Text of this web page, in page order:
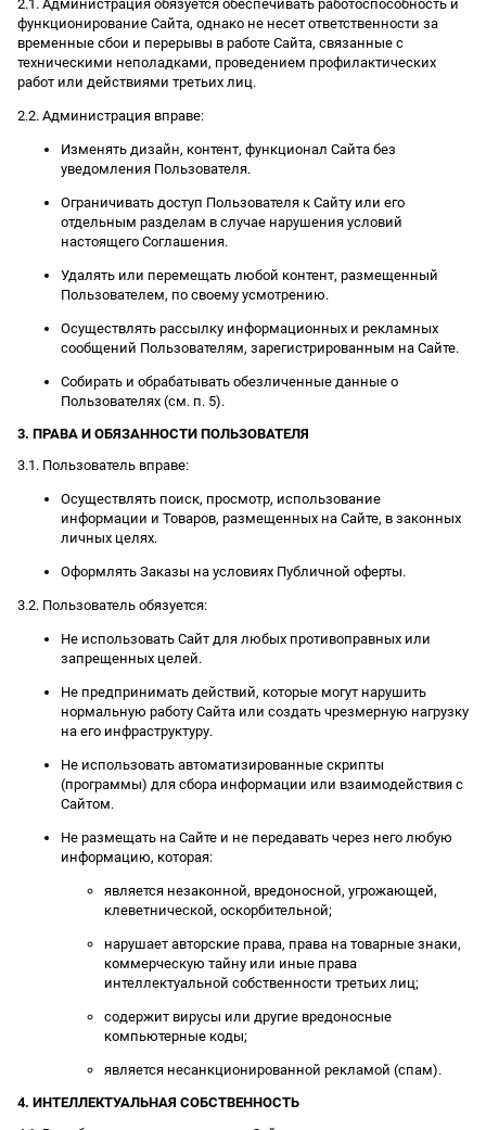
2.1. Администрация обязуется обеспечивать работоспособность и
функционирование Сайта, однако не несет ответственности за
временные сбои и перерывы в работе Сайта, связанные с
техническими неполадками, проведением профилактических
работ или действиями третьих лиц.
2.2. Администрация вправе:
Изменять дизайн, контент, функционал Сайта без
уведомления Пользователя.
Ограничивать доступ Пользователя к Сайту или его
отдельным разделам в случае нарушения условий
настоящего Соглашения.
Удалять или перемещать любой контент, размещенный
Пользователем, по своему усмотрению.
Осуществлять рассылку информационных и рекламных
сообщений Пользователям, зарегистрированным на Сайте.
Собирать и обрабатывать обезличенные данные о
Пользователях (см. п. 5).
3. ПРАВА И ОБЯЗАННОСТИ ПОЛЬЗОВАТЕЛЯ
3.1. Пользователь вправе:
Осуществлять поиск, просмотр, использование
информации и Товаров, размещенных на Сайте, в законных
личных целях.
Оформлять Заказы на условиях Публичной оферты.
3.2. Пользователь обязуется:
Не использовать Сайт для любых противоправных или
запрещенных целей.
Не предпринимать действий, которые могут нарушить
нормальную работу Сайта или создать чрезмерную нагрузку
на его инфраструктуру.
Не использовать автоматизированные скрипты
(программы) для сбора информации или взаимодействия с
Сайтом.
Не размещать на Сайте и не передавать через него любую
информацию, которая:
является незаконной, вредоносной, угрожающей,
клеветнической, оскорбительной;
нарушает авторские права, права на товарные знаки,
коммерческую тайну или иные права
интеллектуальной собственности третьих лиц;
содержит вирусы или другие вредоносные
компьютерные коды;
является несанкционированной рекламой (спам).
4. ИНТЕЛЛЕКТУАЛЬНАЯ СОБСТВЕННОСТЬ